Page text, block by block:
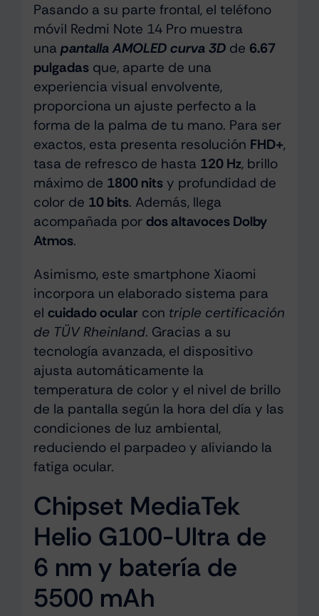
Pasando a su parte frontal, el teléfono
móvil Redmi Note 14 Pro muestra
una pantalla AMOLED curva 3Dde 6.67
pulgadasque, aparte de una
experiencia visual envolvente,
proporciona un ajuste perfecto a la
forma de la palma de tu mano. Para ser
exactos, esta presenta resolución FHD+,
tasa de refresco de hasta 120 Hz, brillo
máximo de 1800 nitsy profundidad de
color de 10 bits. Además, llega
acompañada por dos altavoces Dolby
Atmos.
Asimismo, este smartphone Xiaomi
incorpora un elaborado sistema para
el cuidado ocular con triple certificación
de TÜV Rheinland. Gracias a su
tecnología avanzada, el dispositivo
ajusta automáticamente la
temperatura de color y el nivel de brillo
de la pantalla según la hora del día y las
condiciones de luz ambiental,
reduciendo el parpadeo y aliviando la
fatiga ocular.
Chipset MediaTek
Helio G100-Ultra de
6 nm y batería de
5500 mAh